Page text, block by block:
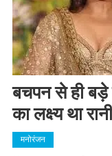
बचपन से ही बड़े
का लक्ष्य था
मनोरंजन​